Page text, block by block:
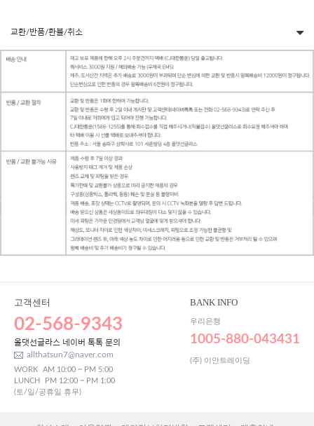
교환/반품/환불/취소
고객센터
02-568-9343
올댓선글라스 네이버 톡톡 문의
allthatsun7@naver.com
WORK
AM 10:00 ~ PM 5:00
LUNCH
PM 12:00 ~ PM 1:00
(토/일/공휴일 휴무)
BANK INFO
우리은행
1005-880-043431
(주) 이안트레이딩